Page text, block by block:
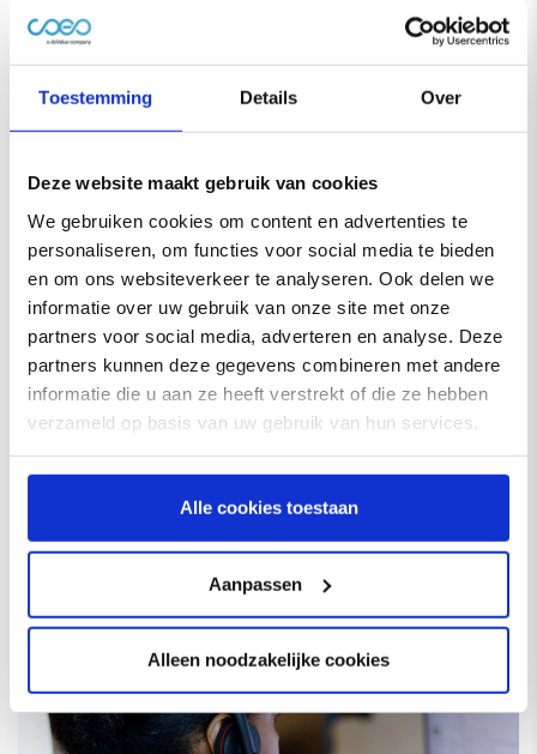
Toestemming Details Over
Deze website maakt gebruik van cookies
We gebruiken cookies om content en advertenties te
personaliseren, om functies voor social media te bieden
en om ons websiteverkeer te analyseren. Ook delen we
informatie over uw gebruik van onze site met onze
partners voor social media, adverteren en analyse. Deze
partners kunnen deze gegevens combineren met andere
informatie die u aan ze heeft verstrekt of die ze hebben
verzameld op basis van uw gebruik van hun services.
Alle cookies toestaan
Aanpassen
Alleen noodzakelijke cookies
lopende uitgaven, overmatige kredietlast, maar ook een
bedrijfsfaillissement leiden tot achterstallige betalingen
en uiteindelijk tot overmatige schuldenlast.
Onze getrainde en ervaren medewerkers zijn er om u te
helpen bij een moeilijke financiële situatie een oplossing
te vinden. Dit doen wij door aandachtig te kijken naar de
oorzaak van uw betaalachterstand, open met u in
gesprek te gaan en te handelen conform de regels en
normen van hetNVI(Nederlandse Vereniging van
Gecertificeerde Incasso-ondernemingen).
Schuldhulp en instanties